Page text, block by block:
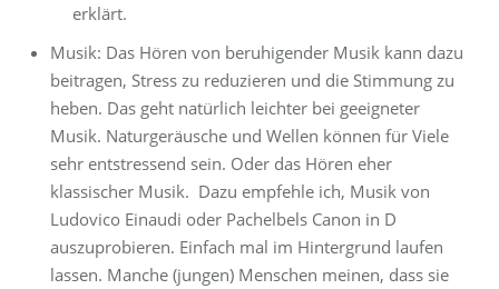
erklärt.
Musik: Das Hören von beruhigender Musik kann dazu
beitragen, Stress zu reduzieren und die Stimmung zu
heben. Das geht natürlich leichter bei geeigneter
Musik. Naturgeräusche und Wellen können für Viele
sehr entstressend sein. Oder das Hören eher
klassischer Musik. Dazu empfehle ich, Musik von
Ludovico Einaudi oder Pachelbels Canon in D
auszuprobieren. Einfach mal im Hintergrund laufen
lassen. Manche (jungen) Menschen meinen, dass sie